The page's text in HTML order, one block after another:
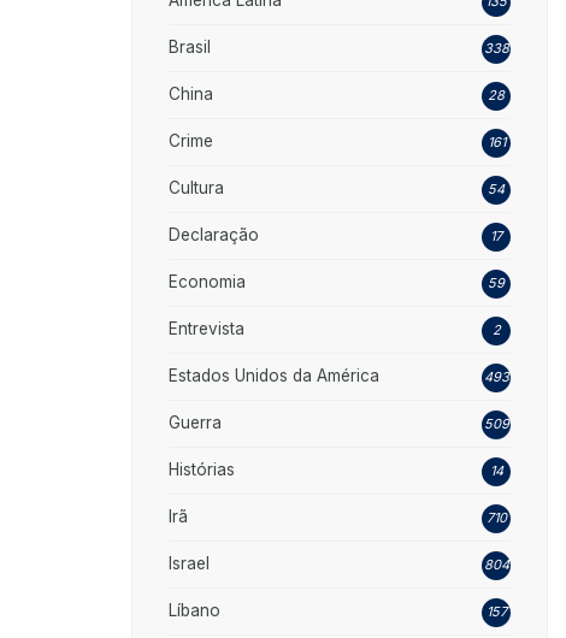
Brasil 338
China 28
Crime 161
Cultura 54
Declaração 17
Economia 59
Entrevista 2
Estados Unidos da América 493
Guerra 509
Histórias 14
Irã 710
Israel 804
Líbano 157